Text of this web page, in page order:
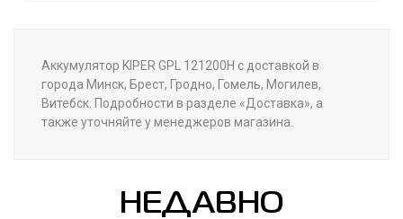
Аккумулятор KIPER GPL 121200H с доставкой в
города Минск, Брест, Гродно, Гомель, Могилев,
Витебск. Подробности в разделе «Доставка», а
также уточняйте у менеджеров магазина.
НЕДАВНО